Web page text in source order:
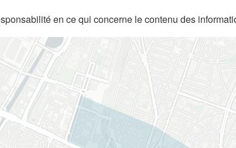
en ce qui concerne le contenu des